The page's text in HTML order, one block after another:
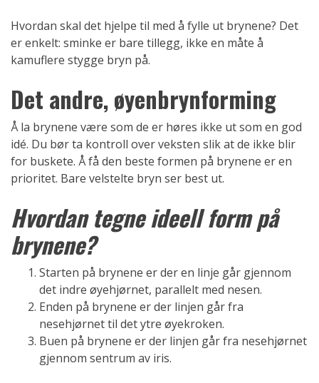
Hvordan skal det hjelpe til med å fylle ut brynene? Det
er enkelt: sminke er bare tillegg, ikke en måte å
kamuflere stygge bryn på.
Det andre, øyenbrynforming
Å la brynene være som de er høres ikke ut som en god
idé. Du bør ta kontroll over veksten slik at de ikke blir
for buskete. Å få den beste formen på brynene er en
prioritet. Bare velstelte bryn ser best ut.
Hvordan tegne ideell form på
brynene?
Starten på brynene er der en linje går gjennom
det indre øyehjørnet, parallelt med nesen.
Enden på brynene er der linjen går fra
nesehjørnet til det ytre øyekroken.
Buen på brynene er der linjen går fra nesehjørnet
gjennom sentrum av iris.